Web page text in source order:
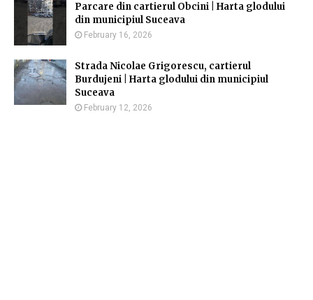
Parcare din cartierul Obcini | Harta glodului
din municipiul Suceava
February 16, 2026
Strada Nicolae Grigorescu, cartierul
Burdujeni | Harta glodului din municipiul
Suceava
February 12, 2026